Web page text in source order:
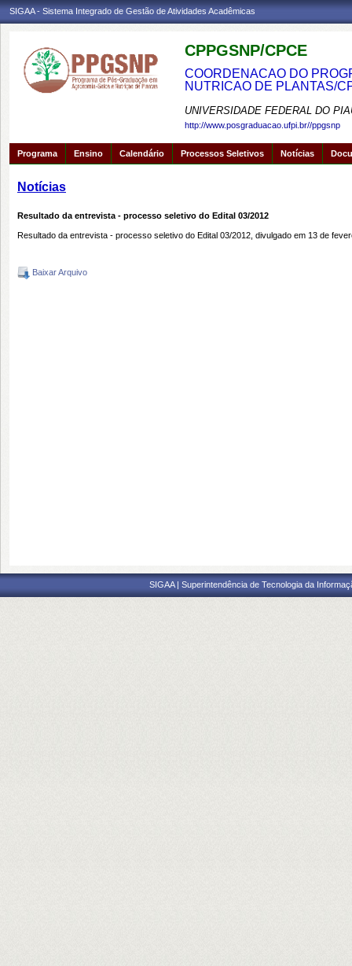
SIGAA - Sistema Integrado de Gestão de Atividades Acadêmicas
CPPGSNP/CPCE
COORDENACAO DO
NUTRICAO DE PLANTAS/
UNIVERSIDADE FEDERAL DO
http://www.posgraduacao.ufpi.br//ppgsnp
Programa Ensino Calendário Processos Seletivos Notícias
Notícias
Resultado da entrevista - processo seletivo do Edital 03/2012
Resultado da entrevista - processo seletivo do Edital 03/2012, divulgado em 13 de
Baixar Arquivo
SIGAA | Superintendência de Tecnologia da